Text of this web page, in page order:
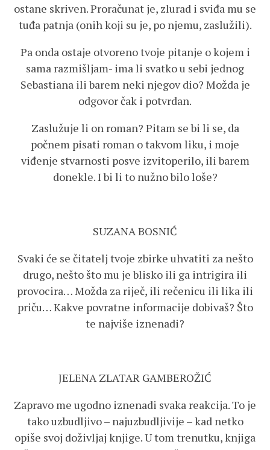
ostane skriven. Proračunat je, zlurad i sviđa mu se
tuđa patnja (onih koji su je, po njemu, zaslužili).
Pa onda ostaje otvoreno tvoje pitanje o kojem i
sama razmišljam- ima li svatko u sebi jednog
Sebastiana ili barem neki njegov dio? Možda je
odgovor čak i potvrdan.
Zaslužuje li on roman? Pitam se bi li se, da
počnem pisati roman o takvom liku, i moje
viđenje stvarnosti posve izvitoperilo, ili barem
donekle. I bi li to nužno bilo loše?
SUZANA BOSNIĆ
Svaki će se čitatelj tvoje zbirke uhvatiti za nešto
drugo, nešto što mu je blisko ili ga intrigira ili
provocira… Možda za riječ, ili rečenicu ili lika ili
priču… Kakve povratne informacije dobivaš? Što
te najviše iznenadi?
JELENA ZLATAR GAMBEROŽIĆ
Zapravo me ugodno iznenadi svaka reakcija. To je
tako uzbudljivo – najuzbudljivije – kad netko
opiše svoj doživljaj knjige. U tom trenutku, knjiga